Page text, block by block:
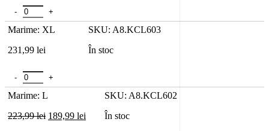
231,99 lei
fost:
223,99 lei.
Cantitate Vesta Korda Kore Fleece Black
Marime: XL
231,99 lei În stoc
SKU: A8.KCL603
Cantitate Vesta Korda Kore Fleece Black
Marime: L
223,99lei Prețul
189,99 lei PrețulÎn stoc
SKU: A8.KCL602